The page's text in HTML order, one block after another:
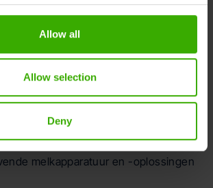
Allow all
Allow selection
Deny
en infrastructuur. Deere &
financiële diensten aan via John
duurzame voedselproductie mogelijk te
manieren om onze klanten,
te helpen meer te doen met minder
melkapparatuur en -oplossingen